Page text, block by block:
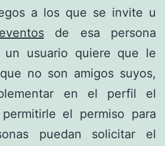
a los que se invite u
eventosde esa persona
un usuario quiere que le
no son amigos suyos,
en el perfil el
el permiso para
puedan solicitar el